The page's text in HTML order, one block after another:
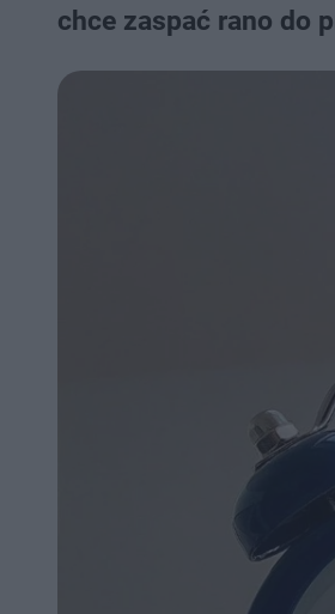
chce zaspać rano do